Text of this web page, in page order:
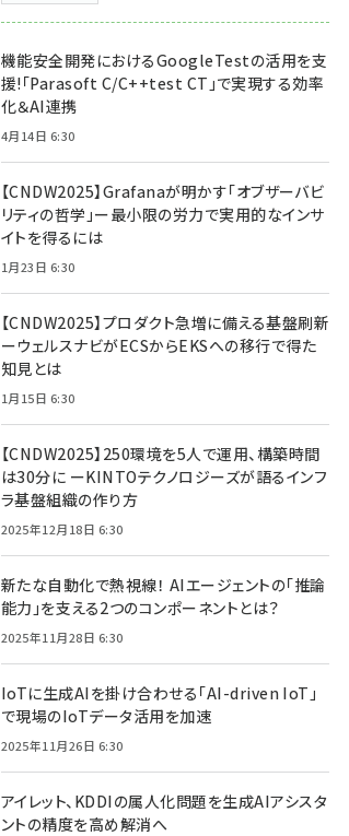
機能安全開発におけるGoogleTestの活用を支
援!「Parasoft C/C++test CT」で実現する効率
化＆AI連携
4月14日 6:30
【CNDW2025】Grafanaが明かす「オブザーバビ
リティの哲学」ー最小限の労力で実用的なインサ
イトを得るには
1月23日 6:30
【CNDW2025】プロダクト急増に備える基盤刷新
ーウェルスナビがECSからEKSへの移行で得た
知見とは
1月15日 6:30
【CNDW2025】250環境を5人で運用、構築時間
は30分に ーKINTOテクノロジーズが語るインフ
ラ基盤組織の作り方
2025年12月18日 6:30
新たな自動化で熱視線！ AIエージェントの「推論
能力」を支える2つのコンポーネントとは？
2025年11月28日 6:30
IoTに生成AIを掛け合わせる「AI-driven IoT」
で現場のIoTデータ活用を加速
2025年11月26日 6:30
アイレット、KDDIの属人化問題を生成AIアシスタ
ントの精度を高め解消へ